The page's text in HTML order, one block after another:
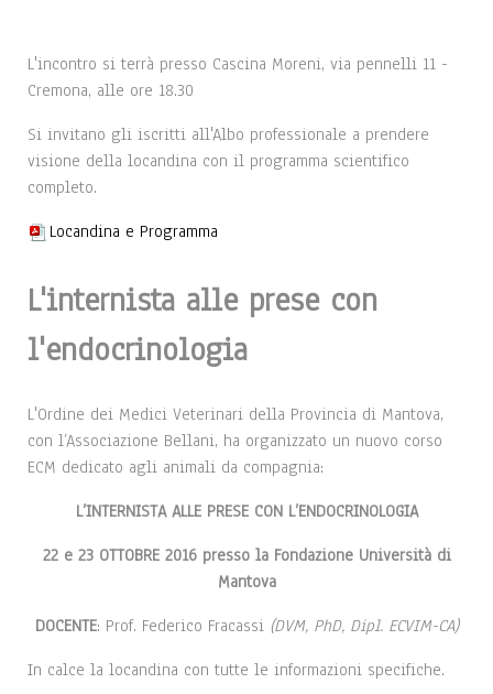
L'incontro si terrà presso Cascina Moreni, via pennelli 11 -
Cremona, alle ore 18.30
Si invitano gli iscritti all'Albo professionale a prendere
visione della locandina con il programma scientifico
completo.
Locandina e Programma
L'internista alle prese con
l'endocrinologia
L'Ordine dei Medici Veterinari della Provincia di Mantova,
con l’Associazione Bellani, ha organizzato un nuovo corso
ECM dedicato agli animali da compagnia:
L’INTERNISTA ALLE PRESE CON L’ENDOCRINOLOGIA
22 e 23 OTTOBRE 2016 presso la Fondazione Università di
Mantova
DOCENTE: Prof. Federico Fracassi (DVM, PhD, Dipl. ECVIM-CA)
In calce la locandina con tutte le informazioni specifiche.